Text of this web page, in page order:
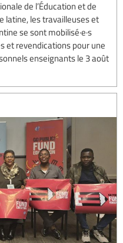
de l’Éducation et de
latine, les travailleuses et
se sont mobilisé·e·s
et revendications pour une
enseignants le 3 août